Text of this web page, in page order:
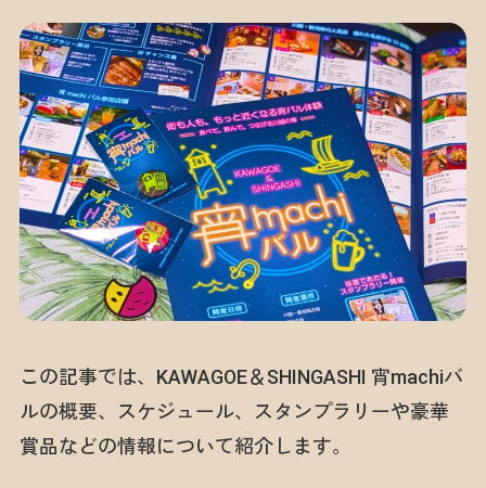
この記事では、KAWAGOE＆SHINGASHI 宵machiバ
ルの概要、スケジュール、スタンプラリーや豪華
賞品などの情報について紹介します。